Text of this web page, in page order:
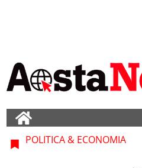
POLITICA & ECONOMIA